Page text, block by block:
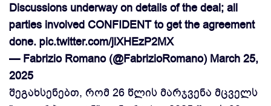
Discussions underway on details of the deal; all
parties involved CONFIDENT to get the agreement
done. pic.twitter.com/jlXHEzP2MX
— Fabrizio Romano (@FabrizioRomano) March 25,
2025
შეგახსენებთ, რომ 26 წლის მარჯვენა მცველს